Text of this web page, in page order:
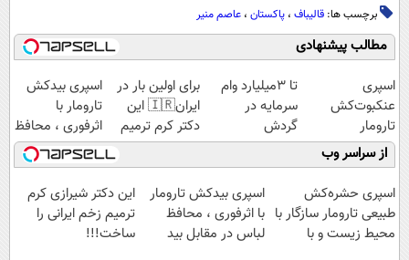
برچسب ها: قالیباف ، پاکستان ، عاصم منیر
مطالب پیشنهادی
اسپری
عنکبوت‌‌کش
تارومار
ازبین‌برنده انواع
عنکبوت
تا 3میلیارد وام
سرمایه در
گردش
فروشندگان =>
فروشگاهت رو
ثبت کن
برای اولین بار در
ایران🇮🇷 این
دکتر کرم ترمیم
کننده 23 روزه
ساخت!
اسپری بیدکش
تارومار با
اثرفوری ، محافظ
لباس در مقابل
بید
از سراسر وب
اسپری حشره‌کش
طبیعی تارومار سازگار با
محیط زیست و با
اسپری بیدکش تارومار
با اثرفوری ، محافظ
لباس در مقابل بید
این دکتر شیرازی کرم
ترمیم زخم ایرانی را
ساخت!!!